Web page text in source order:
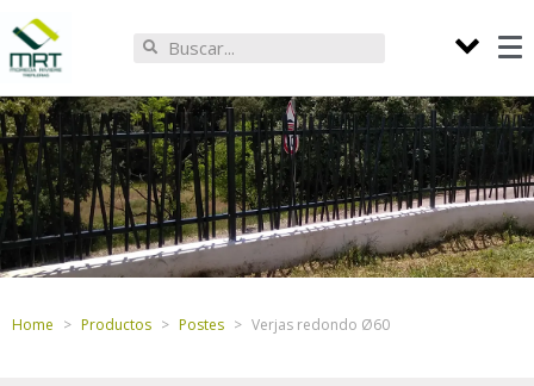
Home Productos Postes Verjas redondo Ø60